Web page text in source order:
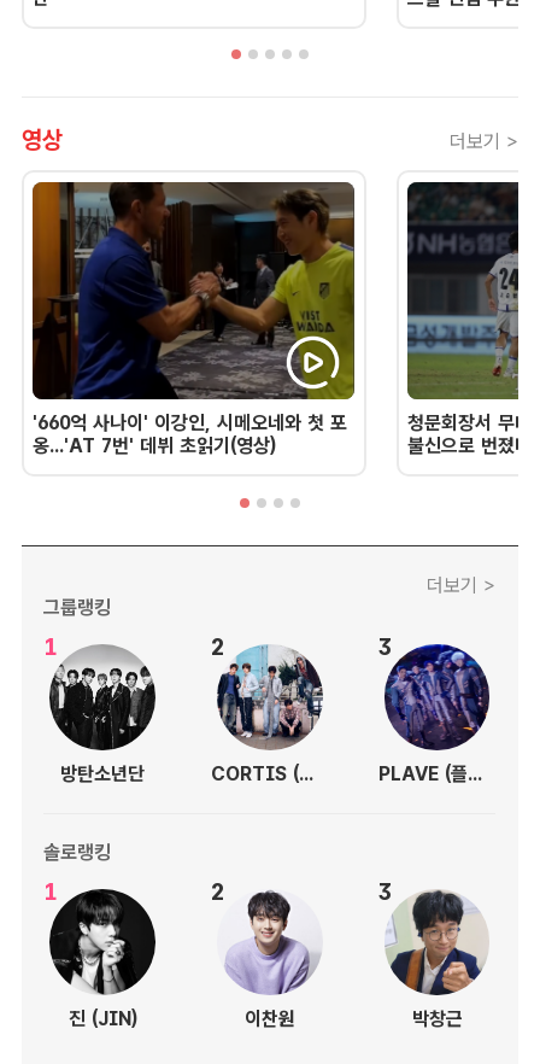
영상 더보기 >
'660억 사나이' 이강인, 시메오네와 첫 포
옹...'AT 7번' 데뷔 초읽기(영상)
청문회장서 무너
불신으로 번졌
더보기 >
그룹랭킹
1
방탄소년단
2
CORTIS (코르티스)
3
PLAVE (플레이브)
솔로랭킹
1
진 (JIN)
2
이찬원
3
박창근